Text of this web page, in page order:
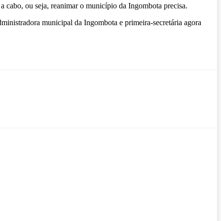
cabo, ou seja, reanimar o município da Ingombota precisa.
municipal da Ingombota e primeira-secretária agora